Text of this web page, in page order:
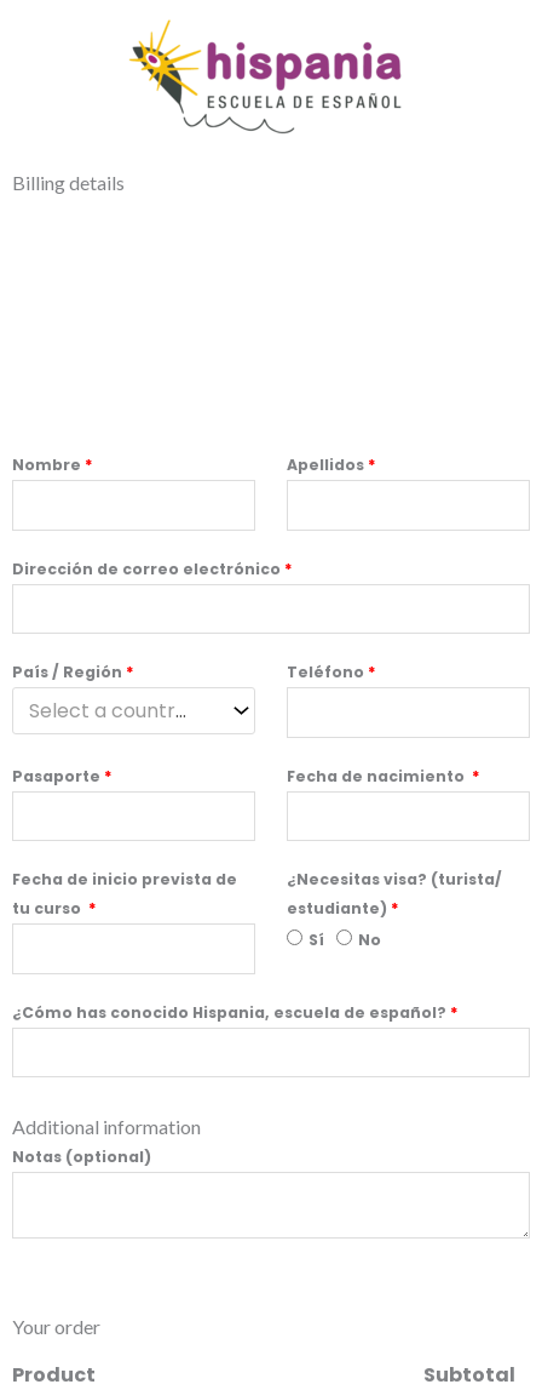
Billing details
Nombre * Apellidos *
Dirección de correo electrónico *
País / Región *
Select a country / region… *
Teléfono *
Pasaporte * Fecha de nacimiento *
Fecha de inicio prevista de
tu curso *
¿Necesitas visa? (turista/
estudiante) *
Sí
No
¿Cómo has conocido Hispania, escuela de español? *
Additional information
Notas (optional)
Your order
Product Subtotal